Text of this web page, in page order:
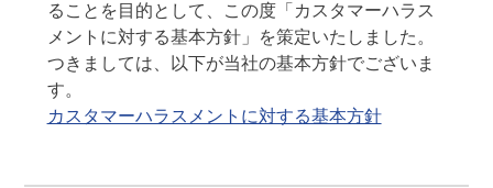
ることを目的として、この度「カスタマーハラス
メントに対する基本方針」を策定いたしました。
つきましては、以下が当社の基本方針でございま
す。
カスタマーハラスメントに対する基本方針